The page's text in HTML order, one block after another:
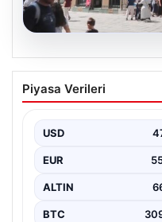
08.08.2026
Çiçek
Değişiklikler
Çiçek Pasajı, son
yerleştirilen…
Piyasa Verileri
USD
EUR
ALTIN
BTC